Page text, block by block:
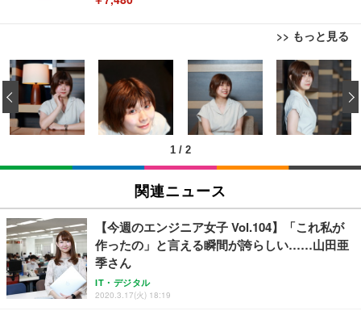
>> もっと見る
[EdoErgo] オフィスチェア 椅子 テレワーク 疲れな
い 跳ね上げ式アームレスト コンパクト 約105度ロッ
キング pc 事務椅子 360度回転 座面昇降 強化ナイロ
ン樹脂ベース 通気性メッシュ 在宅ワーク H-WY01
(黒網+黒枠+黒足)
￥5,699
SIHOO B100 オフィスチェア／デスクチェア メッシ
ュチェア 人間工学 疲れない ブラック
￥27,999
Sezlife オフィスチェア デスクチェア 疲れない テレ
ワーク チェア 強化バックレスト 30度ロッキング機
能 人間工学 椅子 腰サポート 90度跳ね上げ式アーム
レスト 3Dヘッドレスト ハンガー付き 高反発クッシ
EIZO ビジネス向けプレミアムモニター | FlexScan
EV3240X-WT | 31.5型4K UHD・USB Type-C・ホワ
イト
￥105,595
EIZO ビジネス向けプレミアムモニター | FlexScan
￥109,572
【純正品】27"ゲーミングモニター DualSense 充電
フック付き（CFI-ZDM1J）
￥49,979
Amazonベーシック ペットシーツ 薄型 レギュラー 1
回使い捨て 無香料 ホワイト 300枚
￥3,373
Amazonベーシック ペットシーツ 厚型 ワイド 42枚
x2袋(84枚) ホワイト(吸収面:ライトブルー)
￥3,234
ネオ・ルーライフ ネオ・オムツ L 中型犬用 26枚入
り 単品
￥1,800
1 / 2
‹
関連ニュース
【今週のエンジニア女子 Vol.104】「これ私が
作ったの」と言える瞬間が誇らしい……山田亜
季さん
IT・デジタル
2020.3.17(火) 18:19